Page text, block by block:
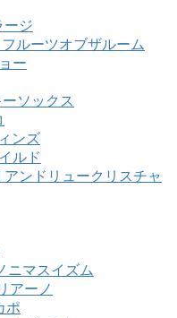
ージ
ルーツオブザルーム
ー
ソックス
ンズ
ルド
ンドリュークリスチャ
ニマスイズム
アーノ
ポ